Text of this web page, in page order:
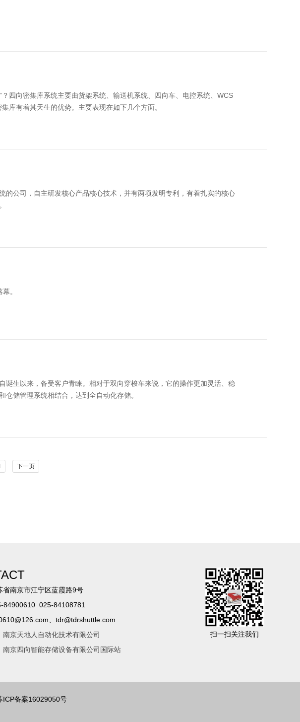
四向密集库系统主要由货架系统、输送机系统、四向车、电控系统、WCS
库有着其天生的优势。主要表现在如下几个方面。
公司，自主研发核心产品核心技术，并有两项发明专利，有着扎实的核心
。
生以来，备受客户青睐。相对于双向穿梭车来说，它的操作更加灵活、稳
储管理系统相结合，达到全自动化存储。
下一页
省南京市江宁区蓝霞路9号
84900610 025-84108781
、tdr@tdrshuttle.com
南京天地人自动化技术有限公司
南京四向智能存储设备有限公司国际站
扫一扫关注我们
ICP备案16029050号